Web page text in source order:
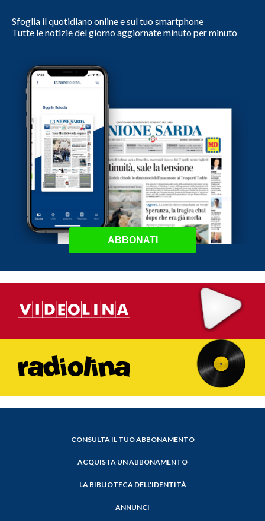
Sfoglia il quotidiano online e sul tuo smartphone
Tutte le notizie del giorno aggiornate minuto per minuto
ABBONATI
CONSULTA IL TUO ABBONAMENTO
ACQUISTA UN ABBONAMENTO
LA BIBLIOTECA DELL'IDENTITÀ
ANNUNCI